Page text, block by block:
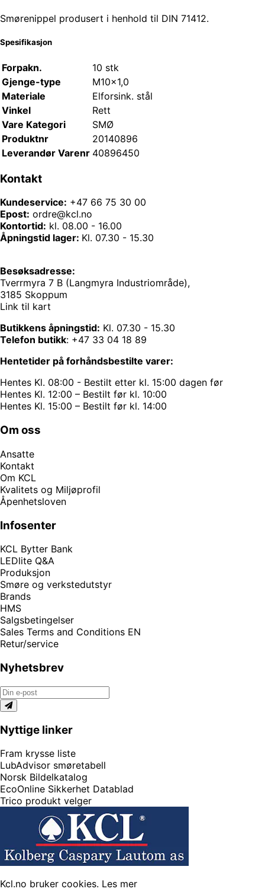
Smørenippel produsert i henhold til DIN 71412.
Spesifikasjon
Forpakn.
10 stk
Gjenge-type
M10x1,0
Materiale
Elforsink. stål
Vinkel
Rett
Vare Kategori
SMØ
Produktnr
20140896
Leverandør Varenr 40896450
Kontakt
Kundeservice: +47 66 75 30 00
Epost: ordre@kcl.no
Kontortid: kl. 08.00 - 16.00
Åpningstid lager: Kl. 07.30 - 15.30
Besøksadresse:
Tverrmyra 7 B (Langmyra Industriområde),
3185 Skoppum
Link til kart
Butikkens åpningstid: Kl. 07.30 - 15.30
Telefon butikk: +47 33 04 18 89
Hentetider på forhåndsbestilte varer:
Hentes Kl. 08:00 - Bestilt etter kl. 15:00 dagen før
Hentes Kl. 12:00 – Bestilt før kl. 10:00
Hentes Kl. 15:00 – Bestilt før kl. 14:00
Om oss
Ansatte
Kontakt
Om KCL
Kvalitets og Miljøprofil
Åpenhetsloven
Infosenter
KCL Bytter Bank
LEDlite Q&A
Produksjon
Smøre og verkstedutstyr
Brands
HMS
Salgsbetingelser
Sales Terms and Conditions EN
Retur/service
Nyhetsbrev
Nyttige linker
Fram krysse liste
LubAdvisor smøretabell
Norsk Bildelkatalog
EcoOnline Sikkerhet Datablad
Trico produkt velger
Kcl.no bruker cookies. Les mer